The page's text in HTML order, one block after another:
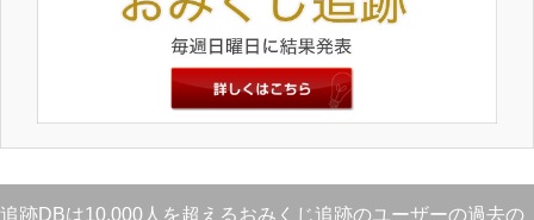
追跡DBは10,000人を超えるおみくじ追跡のユーザーの過去の